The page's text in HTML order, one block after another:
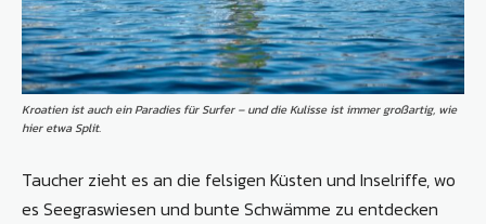
Kroatien ist auch ein Paradies für Surfer – und die Kulisse ist immer großartig, wie
hier etwa Split.
Taucher zieht es an die felsigen Küsten und Inselriffe, wo
es Seegraswiesen und bunte Schwämme zu entdecken